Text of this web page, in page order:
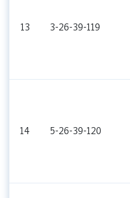
13 3-26-39-119
14 5-26-39-120